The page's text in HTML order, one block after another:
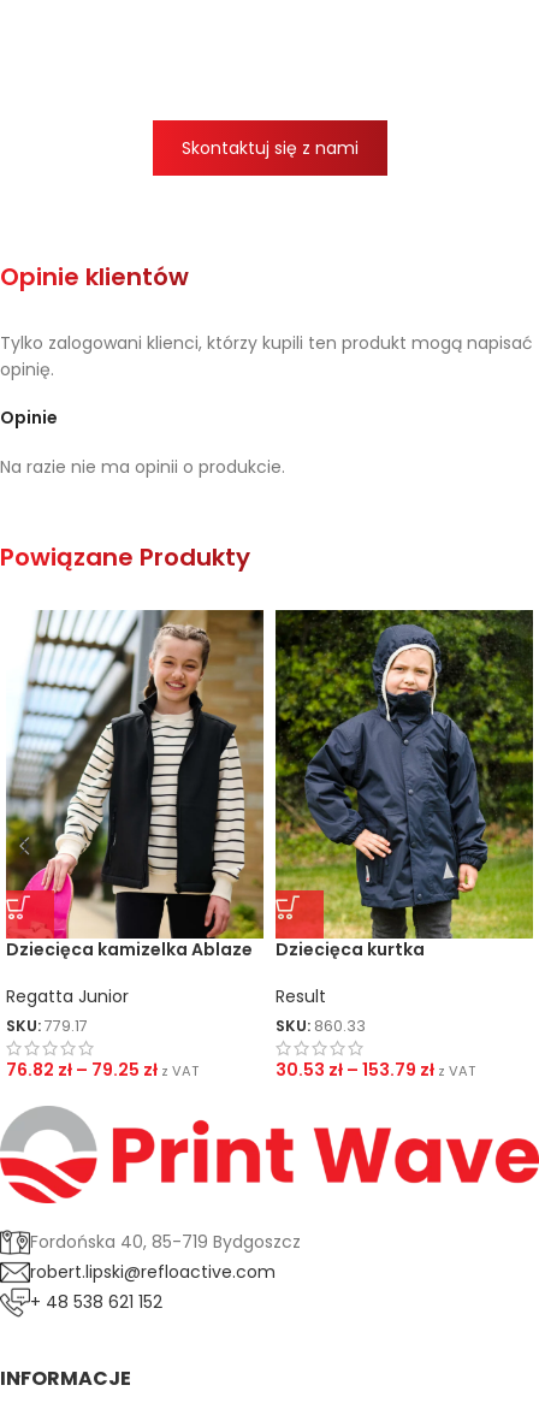
Skontaktuj się z nami
Opinie klientów
Opinie
Na razie nie ma opinii o produkcie.
Tylko zalogowani klienci, którzy kupili ten produkt mogą napisać
opinię.
Powiązane Produkty
Dziecięca kamizelka Ablaze
Regatta Junior
SKU:779.17
76.82 zł – 79.25 zł z VAT
Dziecięca kurtka
Result
SKU: 860.33
30.53 zł – 153.79 zł z VAT
Fordońska 40, 85-719 Bydgoszcz
robert.lipski@refloactive.com
+ 48 538 621 152
INFORMACJE